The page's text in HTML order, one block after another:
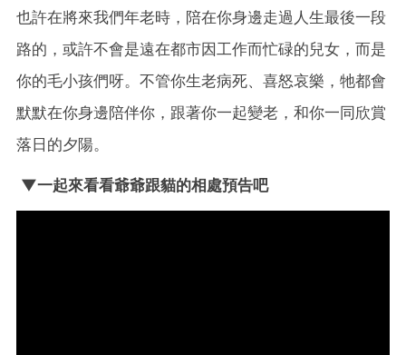
也許在將來我們年老時，陪在你身邊走過人生最後一段
路的，或許不會是遠在都市因工作而忙碌的兒女，而是
你的毛小孩們呀。不管你生老病死、喜怒哀樂，牠都會
默默在你身邊陪伴你，跟著你一起變老，和你一同欣賞
落日的夕陽。
▼一起來看看爺爺跟貓的相處預告吧